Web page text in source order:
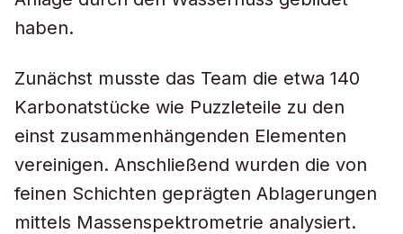
haben.
Zunächst musste das Team die etwa 140
Karbonatstücke wie Puzzleteile zu den
einst zusammenhängenden Elementen
vereinigen. Anschließend wurden die von
feinen Schichten geprägten Ablagerungen
mittels Massenspektrometrie analysiert.